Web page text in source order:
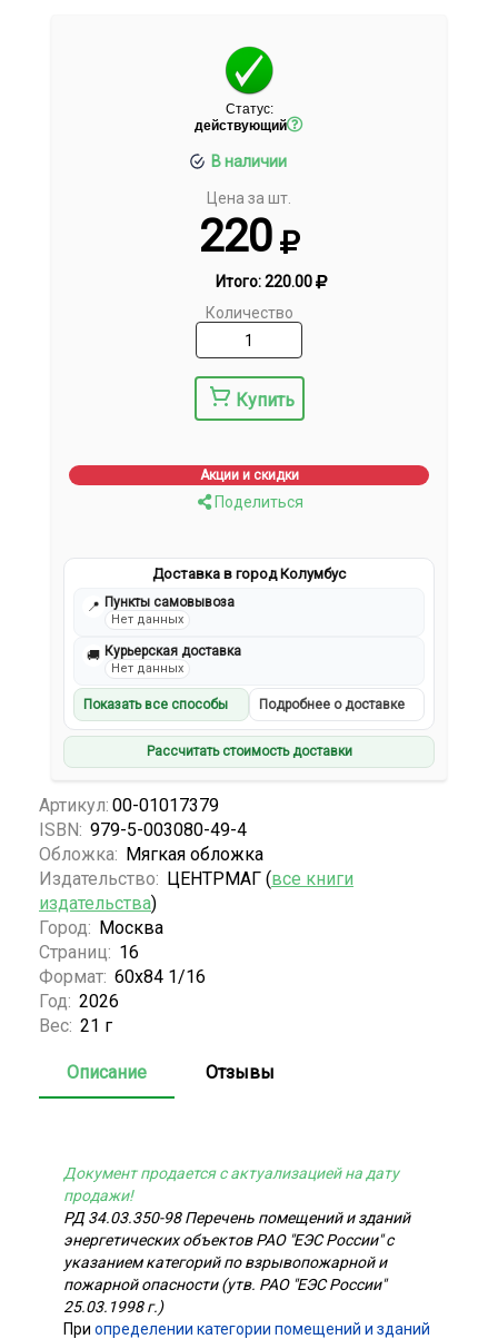
Статус:
действующий
В наличии
Цена за шт.
220
Итого:220.00
Количество
Купить
Акции и скидки
Поделиться
Доставка в город Колумбус
📍 Пункты самовывоза
Нет данных
🚚 Курьерская доставка
Нет данных
Показать все способы Подробнее о доставке
Рассчитать стоимость доставки
Артикул: 00-01017379
ISBN: 979-5-003080-49-4
Обложка: Мягкая обложка
Издательство: ЦЕНТРМАГ (все книги
издательства)
Город: Москва
Страниц: 16
Формат: 60х84 1/16
Год: 2026
Вес: 21 г
Описание Отзывы
Документ продается с актуализацией на дату
продажи!
РД 34.03.350-98 Перечень помещений и зданий
энергетических объектов РАО "ЕЭС России" с
указанием категорий по взрывопожарной и
пожарной опасности (утв. РАО "ЕЭС России"
25.03.1998 г.)
При определении категории помещений и зданий